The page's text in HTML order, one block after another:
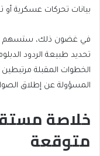
بيانات تحركات عسكرية أو
في غضون ذلك، ستسهم
تحديد طبيعة الردود
الخطوات المقبلة
المسؤولة عن إطلاق
خلاصة
متوقعة